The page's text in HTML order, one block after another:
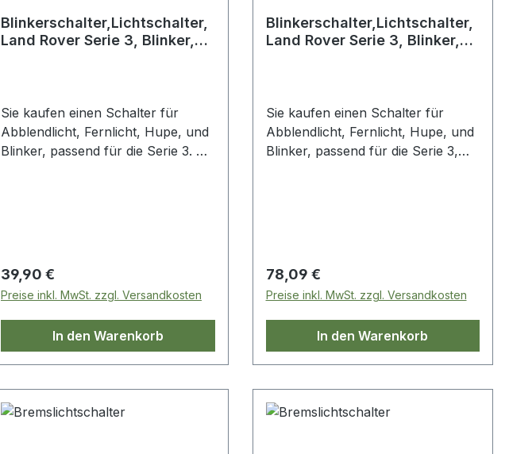
Blinkerschalter,Lichtschalter,
Land Rover Serie 3, Blinker,
Sie kaufen einen Schalter für
Abblendlicht, Fernlicht, Hupe, und
Blinker, passend für die Serie 3. OE
Regulärer Preis:
39,90 €
Preise inkl. MwSt. zzgl. Versandkosten
In den Warenkorb
Blinkerschalter,Lichtschalter,
Land Rover Serie 3, Blinker,
Sie kaufen einen Schalter für
Abblendlicht, Fernlicht, Hupe, und
Blinker, passend für die Serie 3,
Regulärer Preis:
78,09 €
Preise inkl. MwSt. zzgl. Versandkosten
In den Warenkorb